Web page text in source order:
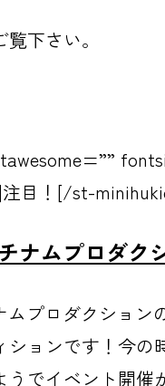
下さい。
目！[/st-
ナムプロダク
ムプロダクショ
ションです！今
うでイベント開